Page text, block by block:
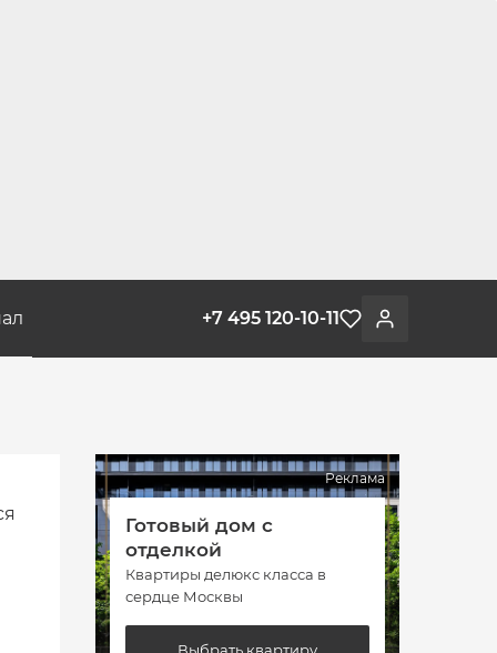
Войти
Избранное
+7 495 120-10-11
Реклама
Готовый дом с
отделкой
Квартиры делюкс класса в
сердце Москвы